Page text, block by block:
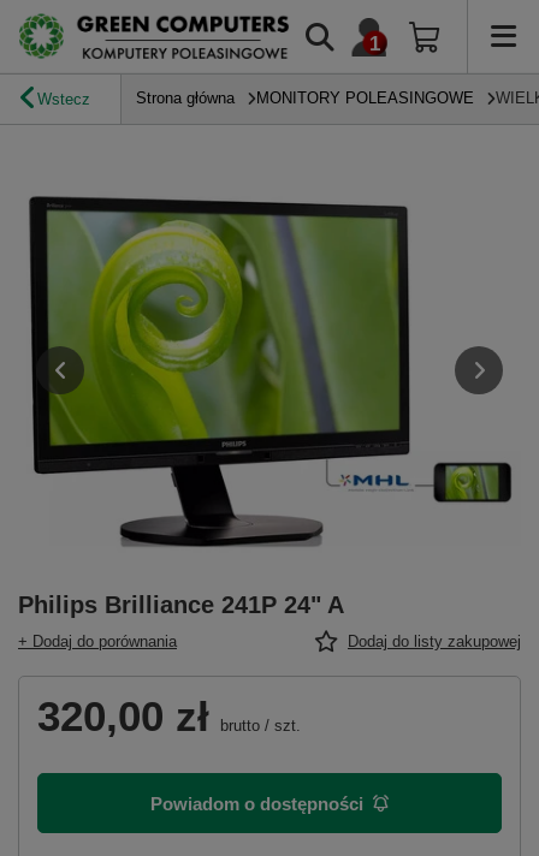
Wstecz Strona główna MONITORY POLEASINGOWE
Philips Brilliance 241P 24" A
+ Dodaj do porównania Dodaj do listy zakupowej
320,00 zł brutto / szt.
Powiadom o dostępności